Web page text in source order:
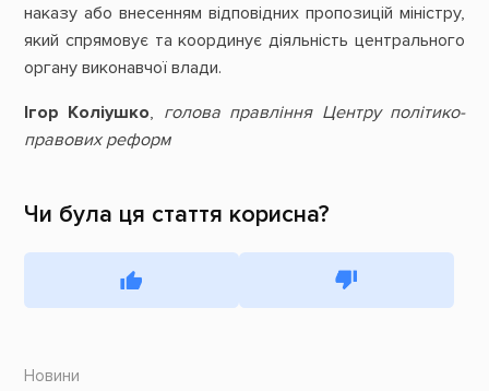
наказу або внесенням відповідних пропозицій міністру,
який спрямовує та координує діяльність центрального
органу виконавчої влади.
Ігор Коліушко, голова правління Центру політико-
правових реформ
Чи була ця стаття корисна?
Новини